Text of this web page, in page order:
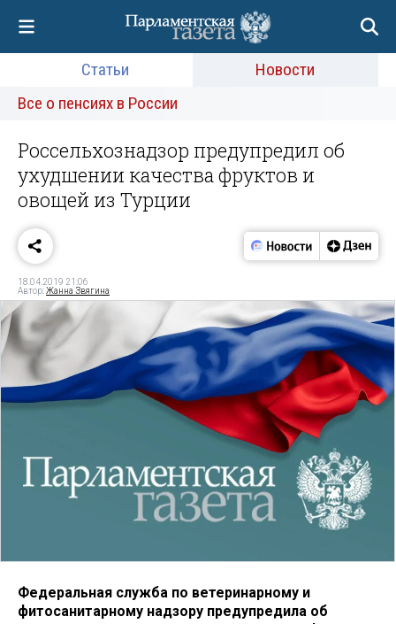
Статьи
Новости
Все о пенсиях в России
Россельхознадзор предупредил об
ухудшении качества фруктов и
овощей из Турции
18.04.2019 21:06
Автор:Жанна Звягина
Федеральная служба по ветеринарному и
фитосанитарному надзору предупредила об